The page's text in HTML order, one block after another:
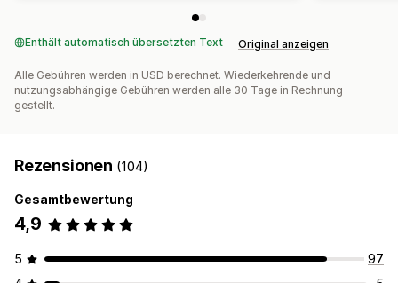
Enthält automatisch übersetzten Text Original anzeigen
Alle Gebühren werden in USD berechnet. Wiederkehrende und
nutzungsabhängige Gebühren werden alle 30 Tage in Rechnung
gestellt.
Rezensionen (104)
Gesamtbewertung
4,9
5
97